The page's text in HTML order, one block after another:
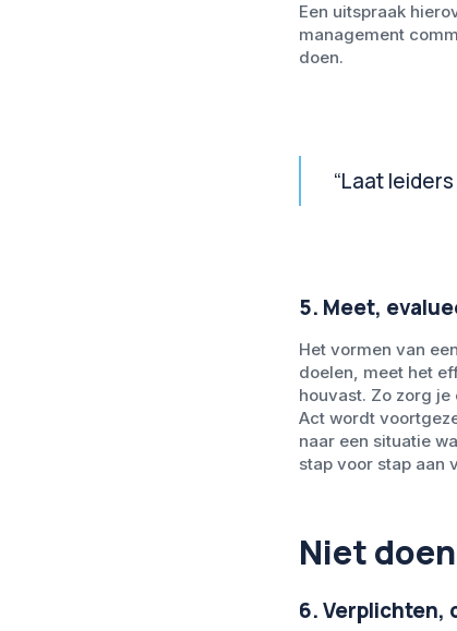
Een uitspraak
management
doen.
“Laat
5. Meet,
Het vormen van
doelen, meet het
houvast. Zo zorg
Act wordt
naar een situatie
stap voor stap aan
Niet
6. Verplichten,